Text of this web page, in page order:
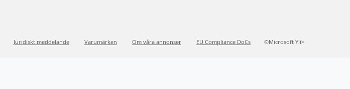
Juridiskt meddelande Varumärken Om våra annonser EU Compliance DoCs ©Microsoft Yli>